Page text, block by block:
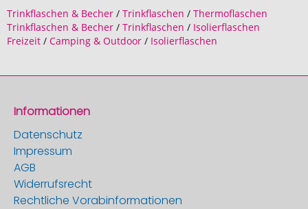
Trinkflaschen & Becher / Trinkflaschen / Thermoflaschen
Trinkflaschen & Becher / Trinkflaschen / Isolierflaschen
Freizeit / Camping & Outdoor / Isolierflaschen
Informationen
Datenschutz
Impressum
AGB
Widerrufsrecht
Rechtliche Vorabinformationen